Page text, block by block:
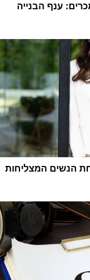
ענף הבנייה
הנשים המצליחות